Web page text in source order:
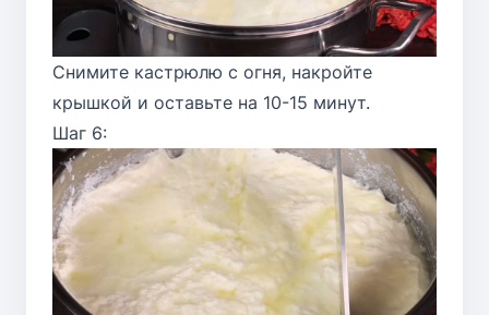
Снимите кастрюлю с огня, накройте
крышкой и оставьте на 10-15 минут.
Шаг 6: